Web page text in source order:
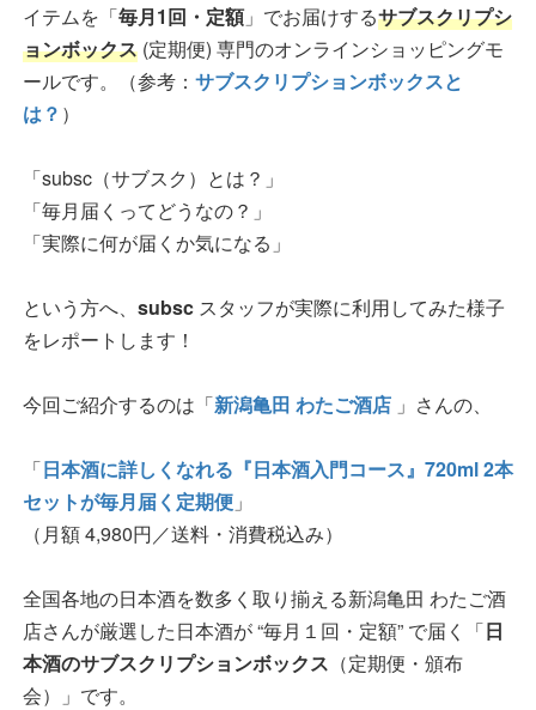
イテムを「毎月1回・定額」でお届けするサブスクリプシ
ョンボックス (定期便) 専門のオンラインショッピングモ
ールです。（参考： サブスクリプションボックスと
は？ ）
「subsc（サブスク）とは？」
「毎月届くってどうなの？」
「実際に何が届くか気になる」
という方へ、 subsc スタッフが実際に利用してみた様子
をレポートします！
今回ご紹介するのは「新潟亀田 わたご酒店 」さんの、
「日本酒に詳しくなれる『日本酒入門コース』720ml 2本
セットが毎月届く定期便 」
（月額 4,980円／送料・消費税込み）
全国各地の日本酒を数多く取り揃える新潟亀田 わたご酒
店さんが厳選した日本酒が “毎月１回・定額” で届く「日
本酒のサブスクリプションボックス （定期便・頒布
会）」です。